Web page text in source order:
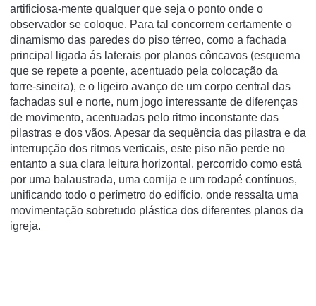
artificiosa-mente qualquer que seja o ponto onde o
observador se coloque. Para tal concorrem certamente o
dinamismo das paredes do piso térreo, como a fachada
principal ligada ás laterais por planos côncavos (esquema
que se repete a poente, acentuado pela colocação da
torre-sineira), e o ligeiro avanço de um corpo central das
fachadas sul e norte, num jogo interessante de diferenças
de movimento, acentuadas pelo ritmo inconstante das
pilastras e dos vãos. Apesar da sequência das pilastra e da
interrupção dos ritmos verticais, este piso não perde no
entanto a sua clara leitura horizontal, percorrido como está
por uma balaustrada, uma cornija e um rodapé contí­nuos,
unificando todo o perí­metro do edifí­cio, onde ressalta uma
movimentação sobretudo plástica dos diferentes planos da
igreja.